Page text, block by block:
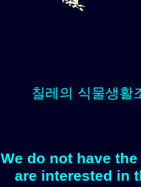
칠레의 식물생활
We do not have
are interested in